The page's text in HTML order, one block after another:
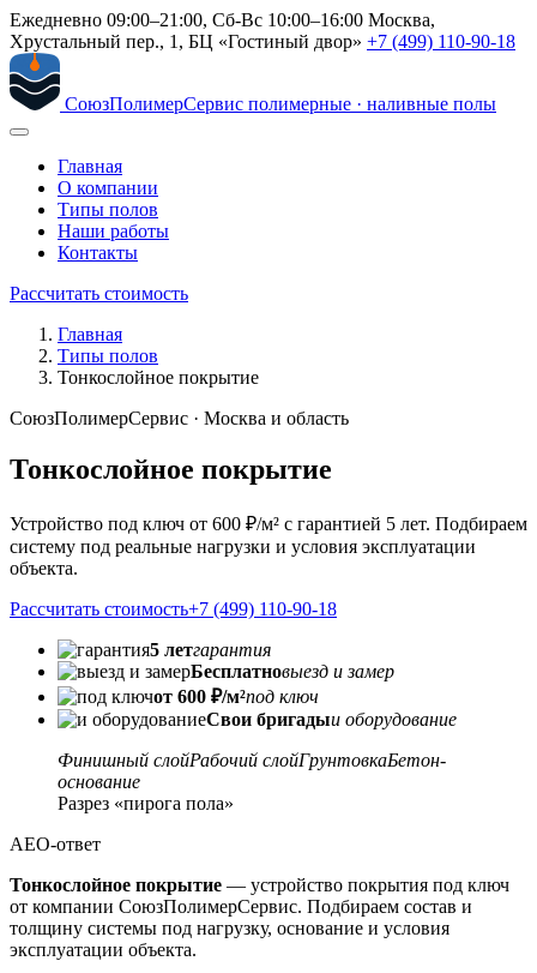
Ежедневно 09:00–21:00, Сб-Вс 10:00–16:00 Москва,
Хрустальный пер., 1, БЦ «Гостиный двор» +7 (499) 110-90-18
СоюзПолимерСервис полимерные · наливные полы
Главная
О компании
Типы полов
Наши работы
Контакты
Рассчитать стоимость
Главная
Типы полов
Тонкослойное покрытие
СоюзПолимерСервис · Москва и область
Тонкослойное покрытие
Устройство под ключ от 600 ₽/м² с гарантией 5 лет. Подбираем
систему под реальные нагрузки и условия эксплуатации
объекта.
Рассчитать стоимость+7 (499) 110-90-18
5 летгарантия
Бесплатновыезд и замер
от 600 ₽/м²под ключ
Свои бригадыи оборудование
Финишный слойРабочий слойГрунтовкаБетон-
основание
Разрез «пирога пола»
AEO-ответ
Тонкослойное покрытие — устройство покрытия под ключ
от компании СоюзПолимерСервис. Подбираем состав и
толщину системы под нагрузку, основание и условия
эксплуатации объекта.